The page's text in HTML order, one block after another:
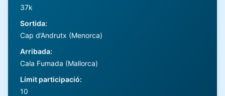
37k
Sortida:
Cap d’Andrutx (Menorca)
Arribada:
Cala Fumada (Mallorca)
Límit participació:
10